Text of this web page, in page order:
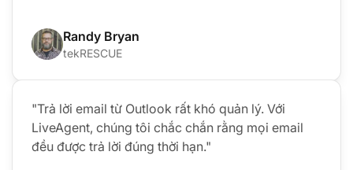
Randy Bryan
tekRESCUE
"Trả lời email từ Outlook rất khó quản lý. Với
LiveAgent, chúng tôi chắc chắn rằng mọi email
đều được trả lời đúng thời hạn."